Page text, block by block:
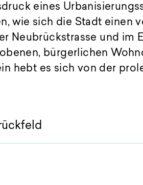
eines
wie sich die Stadt einen
Neubrückstrasse und im
bürgerlichen
hebt es sich von der